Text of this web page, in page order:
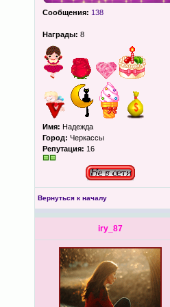
Сообщения: 138
Награды: 8
Имя: Надежда
Город: Черкассы
Репутация: 16
Вернуться к началу
iry_87